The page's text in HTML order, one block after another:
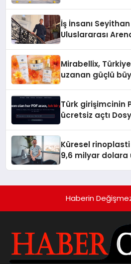
İş İnsanı
Uluslararası
Mirabellix,
uzanan güçlü
Türk girişimcinin
ücretsiz açtı
Küresel rinoplasti
9,6 milyar dolara
Haberin